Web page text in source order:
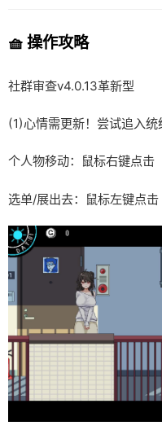
🧺 操作攻略
社群审查v4.0.13革新型
(1)心情需更新！尝试追入统
个人物移动：鼠标右键点击
选单/展出去：鼠标左键点击